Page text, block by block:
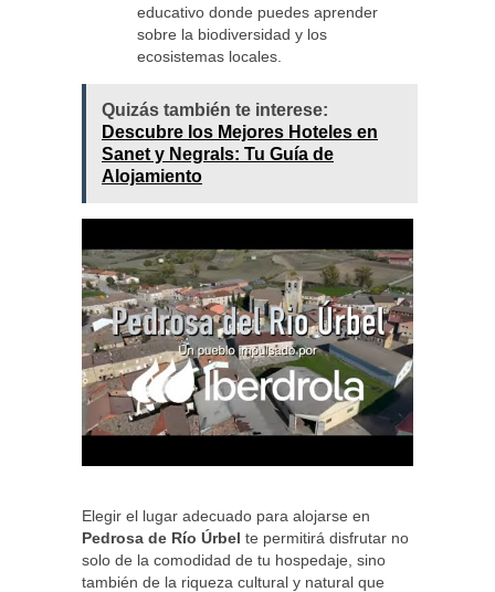
educativo donde puedes aprender
sobre la biodiversidad y los
ecosistemas locales.
Quizás también te interese:
Descubre los Mejores Hoteles en
Sanet y Negrals: Tu Guía de
Alojamiento
Elegir el lugar adecuado para alojarse en
Pedrosa de Río Úrbel te permitirá disfrutar no
solo de la comodidad de tu hospedaje, sino
también de la riqueza cultural y natural que